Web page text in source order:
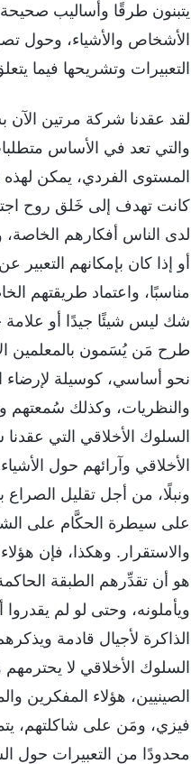
يتبنون طرقًا وأساليب
الأشخاص والأشياء، وحول
التعبيرات وتشريحها فيما
لقد عقدنا شركة مرتين الآن
والتي تعد في الأساس
المستوى الفردي، يمكن
كانت تهدف إلى خَلق روح
لدى الناس أفكارهم الخاصة،
أو إذا كان بإمكانهم
مناسبًا، واعتماد طريقتهم
شك ليس شيئًا جيدًا أو علامة
طرح مَن يُسَمون بالمعلمين
نحو أساسي، كوسيلة لإرضاء
والنظريات، وكذلك سُمعتهم
السلوك الأخلاقي التي
الأخلاقي وآرائهم حول
ونبلًا، من أجل تقليل الصراع
على سيطرة الحكَّام على
والاستقرار. وهكذا، فإن
هو أن تقدِّرهم الطبقة
ويأملونه، وحتى لو لم
الذاكرة لأجيال قادمة
السلوك الأخلاقي لا
الصينيين، هؤلاء المفكرين
فيزي، ومَن على شاكلتهم،
محدودًا من التعبيرات حول